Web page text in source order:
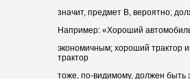
значит, предмет В, вероятно;
Например: «Хороший
экономичным; хороший трактор
трактор
тоже, по-видимому, должен быть